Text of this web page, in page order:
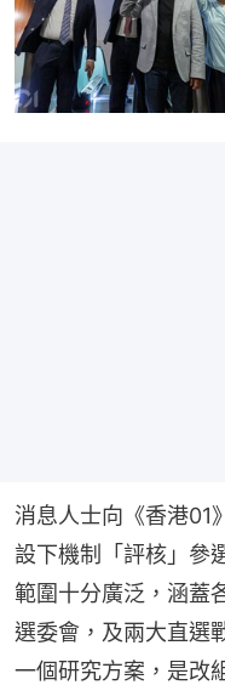
消息人士向《香港01
設下機制「評核」參
範圍十分廣泛，涵蓋
選委會，及兩大直選
一個研究方案，是改